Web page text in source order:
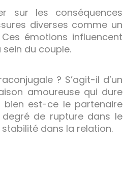
sur les conséquences
diverses comme un
émotions influencent
du couple.
? S’agit-il d’un
amoureuse qui dure
est-ce le partenaire
de rupture dans le
dans la relation.